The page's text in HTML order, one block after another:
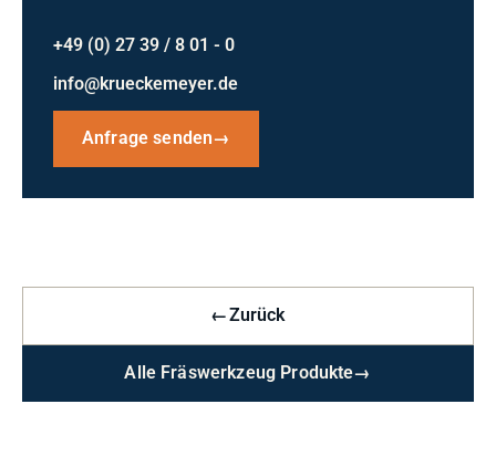
+49 (0) 27 39 / 8 01 - 0
info@krueckemeyer.de
Anfrage senden→
←Zurück
Alle Fräswerkzeug Produkte→